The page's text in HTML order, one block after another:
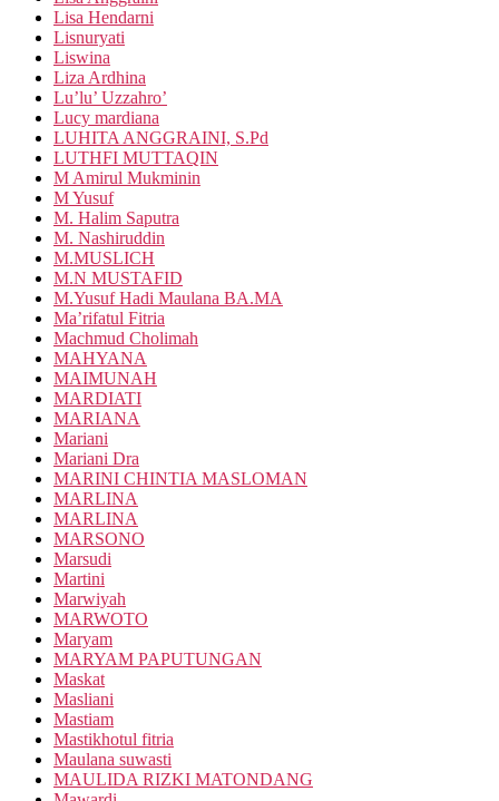
Lisa Hendarni
Lisnuryati
Liswina
Liza Ardhina
Lu’lu’ Uzzahro’
Lucy mardiana
LUHITA ANGGRAINI, S.Pd
LUTHFI MUTTAQIN
M Amirul Mukminin
M Yusuf
M. Halim Saputra
M. Nashiruddin
M.MUSLICH
M.N MUSTAFID
M.Yusuf Hadi Maulana BA.MA
Ma’rifatul Fitria
Machmud Cholimah
MAHYANA
MAIMUNAH
MARDIATI
MARIANA
Mariani
Mariani Dra
MARINI CHINTIA MASLOMAN
MARLINA
MARLINA
MARSONO
Marsudi
Martini
Marwiyah
MARWOTO
Maryam
MARYAM PAPUTUNGAN
Maskat
Masliani
Mastiam
Mastikhotul fitria
Maulana suwasti
MAULIDA RIZKI MATONDANG